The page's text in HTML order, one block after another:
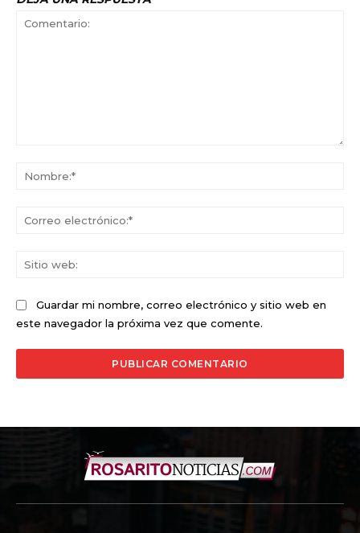
Guardar mi nombre, correo electrónico y sitio web en
este navegador la próxima vez que comente.